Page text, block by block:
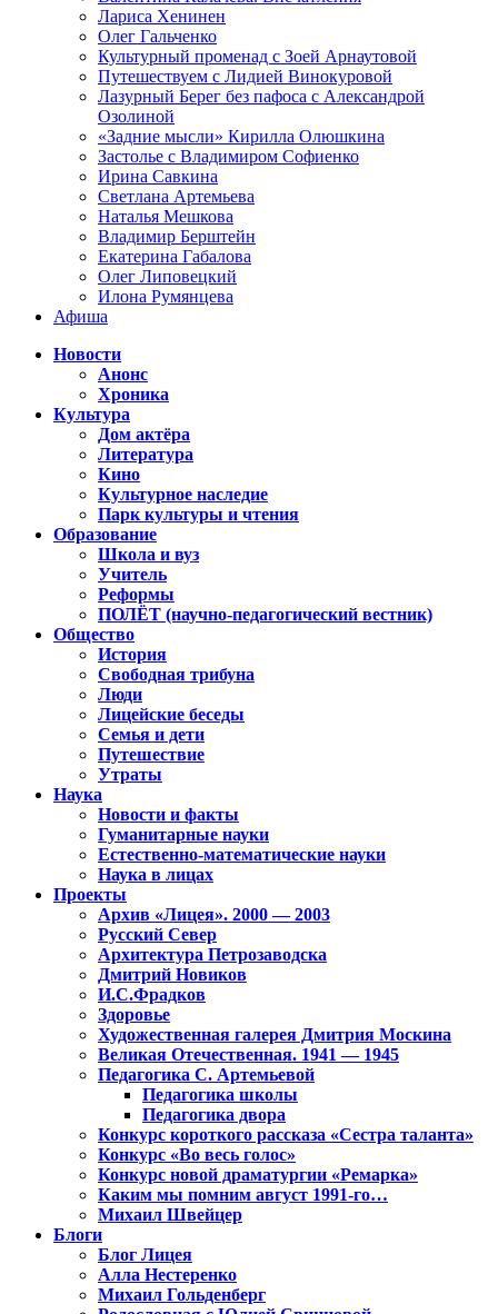
Лариса Хенинен
Олег Гальченко
Культурный променад с Зоей Арнаутовой
Путешествуем с Лидией Винокуровой
Лазурный Берег без пафоса с Александрой
Озолиной
«Задние мысли» Кирилла Олюшкина
Застолье с Владимиром Софиенко
Ирина Савкина
Светлана Артемьева
Наталья Мешкова
Владимир Берштейн
Екатерина Габалова
Олег Липовецкий
Илона Румянцева
Афиша
Новости
Анонс
Хроника
Культура
Дом актёра
Литература
Кино
Культурное наследие
Парк культуры и чтения
Образование
Школа и вуз
Учитель
Реформы
ПОЛЁТ (научно-педагогический вестник)
Общество
История
Свободная трибуна
Люди
Лицейские беседы
Семья и дети
Путешествие
Утраты
Наука
Новости и факты
Гуманитарные науки
Естественно-математические науки
Наука в лицах
Проекты
Архив «Лицея». 2000 — 2003
Русский Север
Архитектура Петрозаводска
Дмитрий Новиков
И.С.Фрадков
Здоровье
Художественная галерея Дмитрия Москина
Великая Отечественная. 1941 — 1945
Педагогика С. Артемьевой
Педагогика школы
Педагогика двора
Конкурс короткого рассказа «Сестра таланта»
Конкурс «Во весь голос»
Конкурс новой драматургии «Ремарка»
Каким мы помним август 1991-го…
Михаил Швейцер
Блоги
Блог Лицея
Алла Нестеренко
Михаил Гольденберг